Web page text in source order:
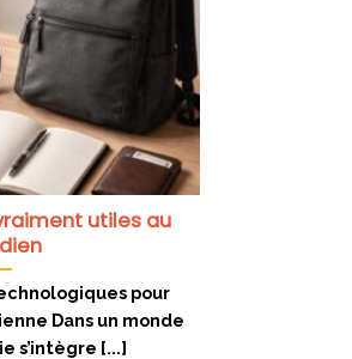
utiles au
pour
Dans un monde
s’intègre [...]